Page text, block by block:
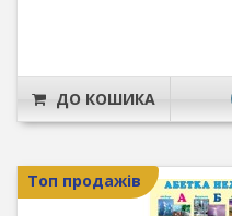
ДО КОШИКА
Топ продажів